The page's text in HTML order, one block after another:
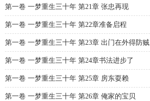
第一卷 一梦重生三十年 第21章 张忠再现
第一卷 一梦重生三十年 第22章准备启程
第一卷 一梦重生三十年 第23章 出门在外得防贼
第一卷 一梦重生三十年 第24章书法进步了
第一卷 一梦重生三十年 第25章 房东耍赖
第一卷 一梦重生三十年 第26章 俺家的宝贝